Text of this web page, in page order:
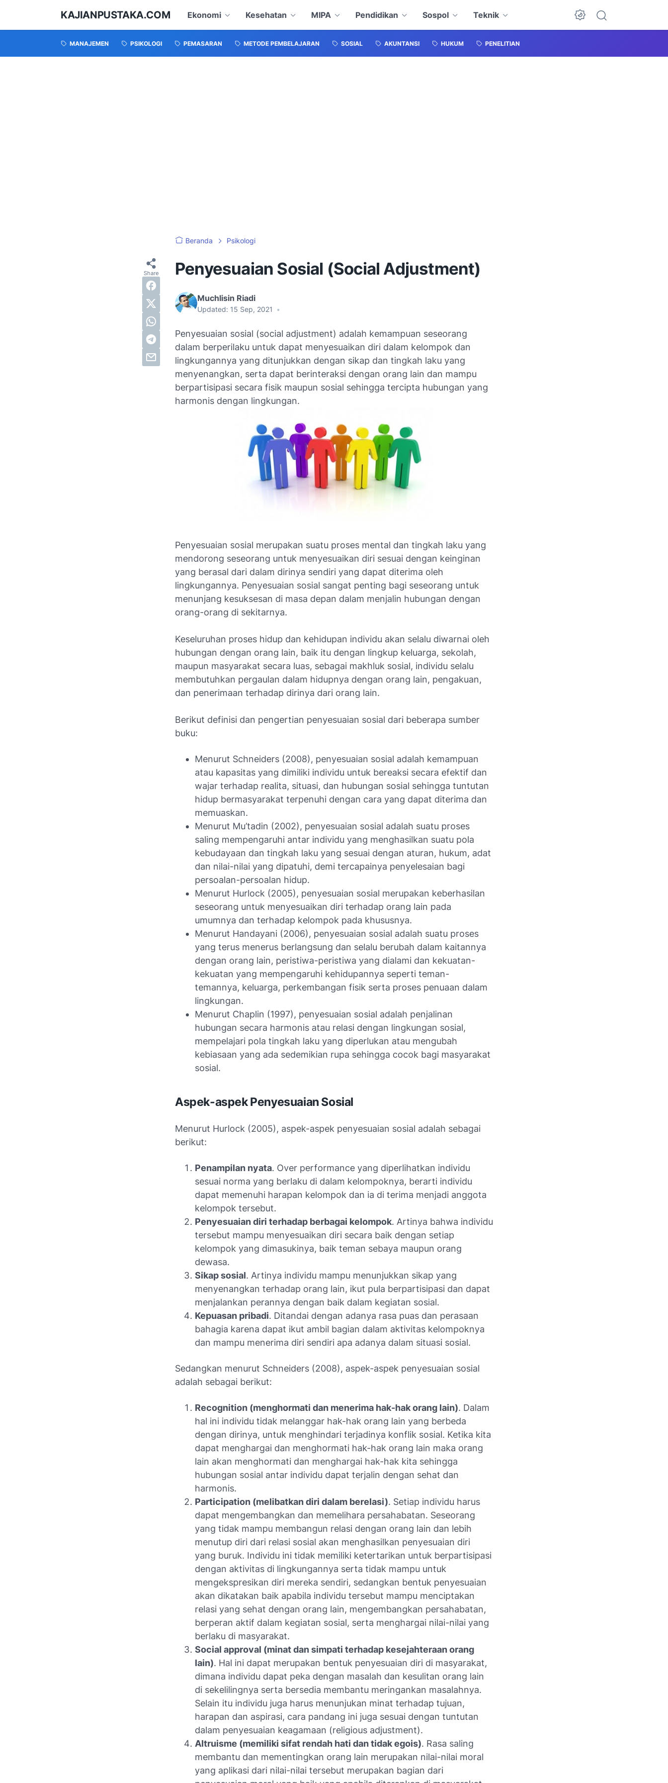
KAJIANPUSTAKA.COM Ekonomi Kesehatan MIPA Pendidikan Sospol Teknik
MANAJEMEN PSIKOLOGI PEMASARAN METODE PEMBELAJARAN SOSIAL AKUNTANSI HUKUM PENELITIAN
Beranda Psikologi
Penyesuaian Sosial (Social Adjustment)
Muchlisin Riadi
Updated: 15 Sep, 2021 •
Penyesuaian sosial (social adjustment) adalah kemampuan seseorang
dalam berperilaku untuk dapat menyesuaikan diri dalam kelompok dan
lingkungannya yang ditunjukkan dengan sikap dan tingkah laku yang
menyenangkan, serta dapat berinteraksi dengan orang lain dan mampu
berpartisipasi secara fisik maupun sosial sehingga tercipta hubungan yang
harmonis dengan lingkungan.
Penyesuaian sosial merupakan suatu proses mental dan tingkah laku yang
mendorong seseorang untuk menyesuaikan diri sesuai dengan keinginan
yang berasal dari dalam dirinya sendiri yang dapat diterima oleh
lingkungannya. Penyesuaian sosial sangat penting bagi seseorang untuk
menunjang kesuksesan di masa depan dalam menjalin hubungan dengan
orang-orang di sekitarnya.
Keseluruhan proses hidup dan kehidupan individu akan selalu diwarnai oleh
hubungan dengan orang lain, baik itu dengan lingkup keluarga, sekolah,
maupun masyarakat secara luas, sebagai makhluk sosial, individu selalu
membutuhkan pergaulan dalam hidupnya dengan orang lain, pengakuan,
dan penerimaan terhadap dirinya dari orang lain.
Berikut definisi dan pengertian penyesuaian sosial dari beberapa sumber
buku:
Menurut Schneiders (2008), penyesuaian sosial adalah kemampuan
atau kapasitas yang dimiliki individu untuk bereaksi secara efektif dan
wajar terhadap realita, situasi, dan hubungan sosial sehingga tuntutan
hidup bermasyarakat terpenuhi dengan cara yang dapat diterima dan
memuaskan.
Menurut Mu’tadin (2002), penyesuaian sosial adalah suatu proses
saling mempengaruhi antar individu yang menghasilkan suatu pola
kebudayaan dan tingkah laku yang sesuai dengan aturan, hukum, adat
dan nilai-nilai yang dipatuhi, demi tercapainya penyelesaian bagi
persoalan-persoalan hidup.
Menurut Hurlock (2005), penyesuaian sosial merupakan keberhasilan
seseorang untuk menyesuaikan diri terhadap orang lain pada
umumnya dan terhadap kelompok pada khususnya.
Menurut Handayani (2006), penyesuaian sosial adalah suatu proses
yang terus menerus berlangsung dan selalu berubah dalam kaitannya
dengan orang lain, peristiwa-peristiwa yang dialami dan kekuatan-
kekuatan yang mempengaruhi kehidupannya seperti teman-
temannya, keluarga, perkembangan fisik serta proses penuaan dalam
lingkungan.
Menurut Chaplin (1997), penyesuaian sosial adalah penjalinan
hubungan secara harmonis atau relasi dengan lingkungan sosial,
mempelajari pola tingkah laku yang diperlukan atau mengubah
kebiasaan yang ada sedemikian rupa sehingga cocok bagi masyarakat
sosial.
Aspek-aspek Penyesuaian Sosial
Menurut Hurlock (2005), aspek-aspek penyesuaian sosial adalah sebagai
berikut:
Penampilan nyata. Over performance yang diperlihatkan individu
sesuai norma yang berlaku di dalam kelompoknya, berarti individu
dapat memenuhi harapan kelompok dan ia di terima menjadi anggota
kelompok tersebut.
Penyesuaian diri terhadap berbagai kelompok. Artinya bahwa individu
tersebut mampu menyesuaikan diri secara baik dengan setiap
kelompok yang dimasukinya, baik teman sebaya maupun orang
dewasa.
Sikap sosial. Artinya individu mampu menunjukkan sikap yang
menyenangkan terhadap orang lain, ikut pula berpartisipasi dan dapat
menjalankan perannya dengan baik dalam kegiatan sosial.
Kepuasan pribadi. Ditandai dengan adanya rasa puas dan perasaan
bahagia karena dapat ikut ambil bagian dalam aktivitas kelompoknya
dan mampu menerima diri sendiri apa adanya dalam situasi sosial.
Sedangkan menurut Schneiders (2008), aspek-aspek penyesuaian sosial
adalah sebagai berikut:
Recognition (menghormati dan menerima hak-hak orang lain). Dalam
hal ini individu tidak melanggar hak-hak orang lain yang berbeda
dengan dirinya, untuk menghindari terjadinya konflik sosial. Ketika kita
dapat menghargai dan menghormati hak-hak orang lain maka orang
lain akan menghormati dan menghargai hak-hak kita sehingga
hubungan sosial antar individu dapat terjalin dengan sehat dan
harmonis.
Participation (melibatkan diri dalam berelasi). Setiap individu harus
dapat mengembangkan dan memelihara persahabatan. Seseorang
yang tidak mampu membangun relasi dengan orang lain dan lebih
menutup diri dari relasi sosial akan menghasilkan penyesuaian diri
yang buruk. Individu ini tidak memiliki ketertarikan untuk berpartisipasi
dengan aktivitas di lingkungannya serta tidak mampu untuk
mengekspresikan diri mereka sendiri, sedangkan bentuk penyesuaian
akan dikatakan baik apabila individu tersebut mampu menciptakan
relasi yang sehat dengan orang lain, mengembangkan persahabatan,
berperan aktif dalam kegiatan sosial, serta menghargai nilai-nilai yang
berlaku di masyarakat.
Social approval (minat dan simpati terhadap kesejahteraan orang
lain). Hal ini dapat merupakan bentuk penyesuaian diri di masyarakat,
dimana individu dapat peka dengan masalah dan kesulitan orang lain
di sekelilingnya serta bersedia membantu meringankan masalahnya.
Selain itu individu juga harus menunjukan minat terhadap tujuan,
harapan dan aspirasi, cara pandang ini juga sesuai dengan tuntutan
dalam penyesuaian keagamaan (religious adjustment).
Altruisme (memiliki sifat rendah hati dan tidak egois). Rasa saling
membantu dan mementingkan orang lain merupakan nilai-nilai moral
yang aplikasi dari nilai-nilai tersebut merupakan bagian dari